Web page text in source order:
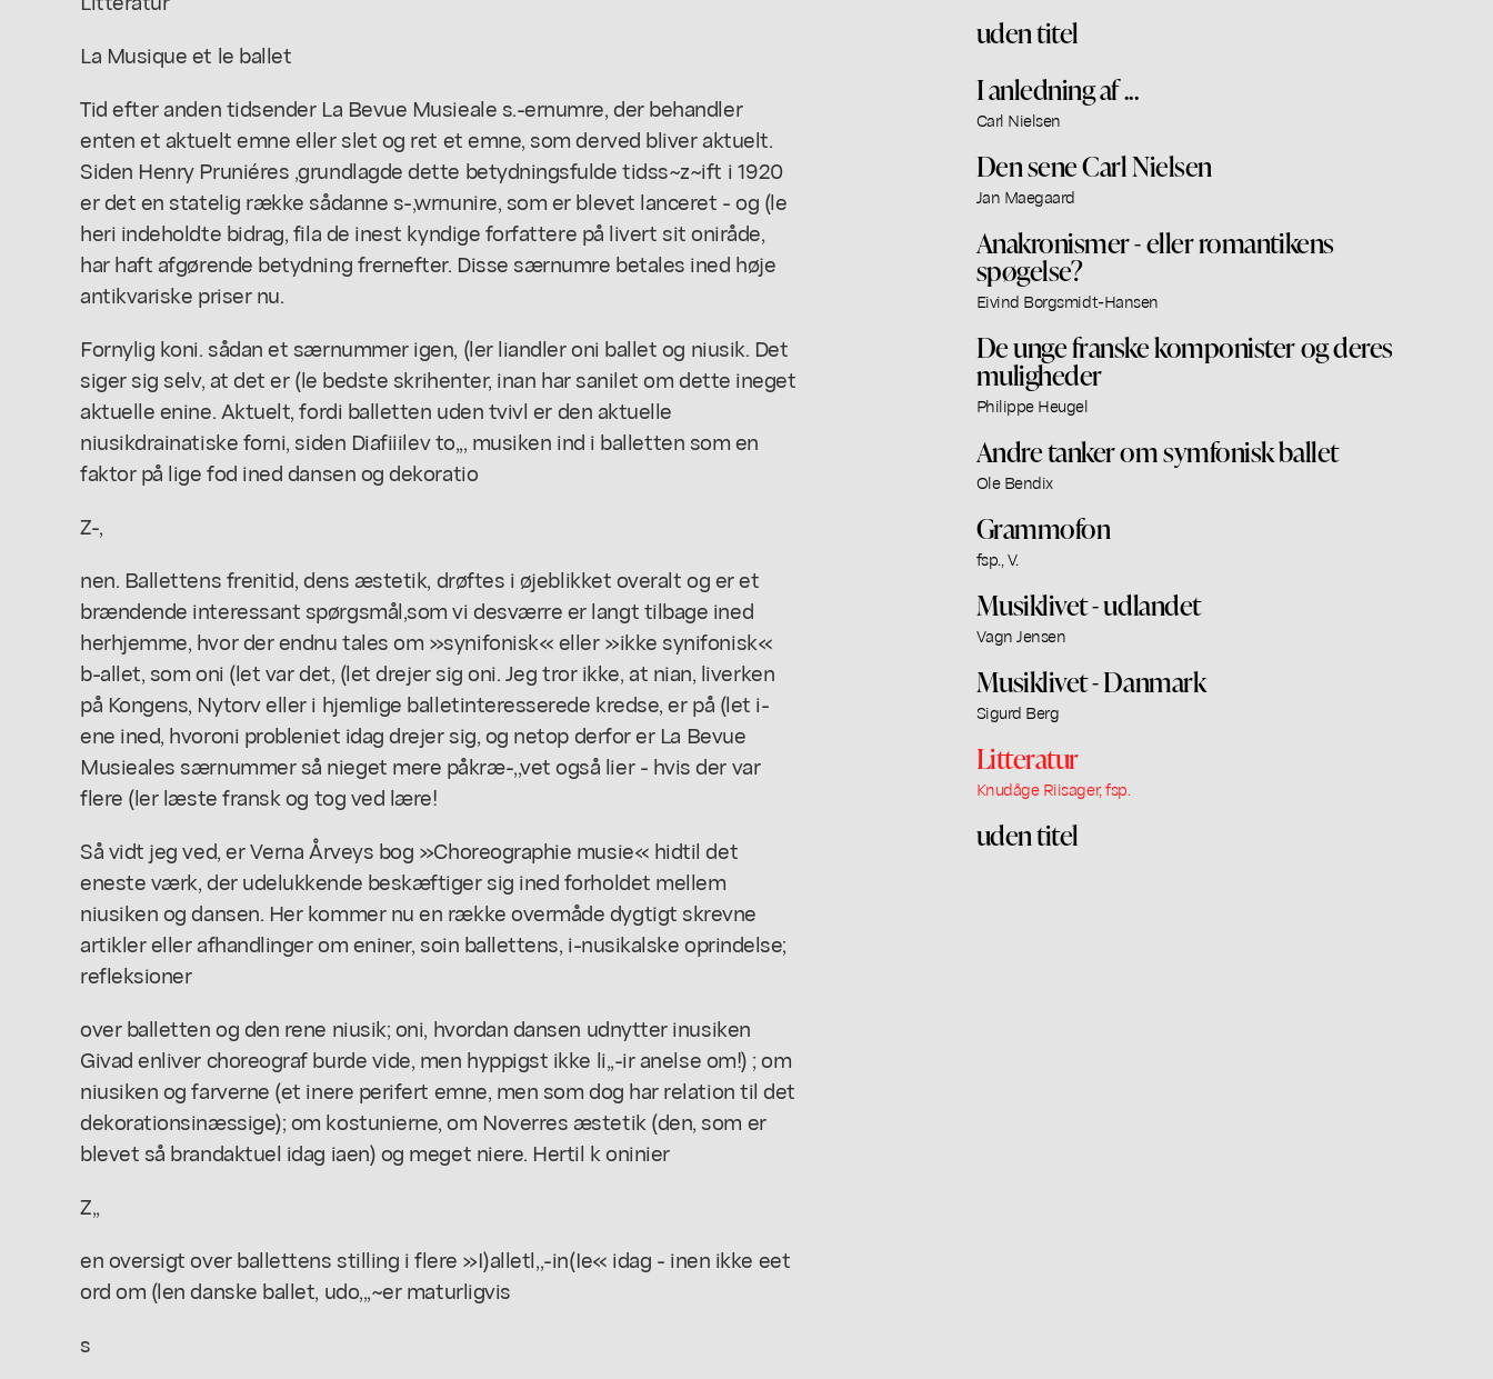
La Musique et le ballet
Tid efter anden tidsender La Bevue Musieale s.-ernumre, der behandler
enten et aktuelt emne eller slet og ret et emne, som derved bliver aktuelt.
Siden Henry Pruniéres ,grundlagde dette betydningsfulde tidss~z~ift i 1920
er det en statelig række sådanne s-,wrnunire, som er blevet lanceret - og (le
heri indeholdte bidrag, fila de inest kyndige forfattere på livert sit oniråde,
har haft afgørende betydning frernefter. Disse særnumre betales ined høje
antikvariske priser nu.
Fornylig koni. sådan et særnummer igen, (ler liandler oni ballet og niusik. Det
siger sig selv, at det er (le bedste skrihenter, inan har sanilet om dette ineget
aktuelle enine. Aktuelt, fordi balletten uden tvivl er den aktuelle
niusikdrainatiske forni, siden Diafiiilev to,,, musiken ind i balletten som en
faktor på lige fod ined dansen og dekoratio
Z-,
nen. Ballettens frenitid, dens æstetik, drøftes i øjeblikket overalt og er et
brændende interessant spørgsmål,som vi desværre er langt tilbage ined
herhjemme, hvor der endnu tales om »synifonisk« eller »ikke synifonisk«
b-allet, som oni (let var det, (let drejer sig oni. Jeg tror ikke, at nian, liverken
på Kongens, Nytorv eller i hjemlige balletinteresserede kredse, er på (let i-
ene ined, hvoroni probleniet idag drejer sig, og netop derfor er La Bevue
Musieales særnummer så nieget mere påkræ-,,vet også lier - hvis der var
flere (ler læste fransk og tog ved lære!
Så vidt jeg ved, er Verna Årveys bog »Choreographie musie« hidtil det
eneste værk, der udelukkende beskæftiger sig ined forholdet mellem
niusiken og dansen. Her kommer nu en række overmåde dygtigt skrevne
artikler eller afhandlinger om eniner, soin ballettens, i-nusikalske oprindelse;
refleksioner
over balletten og den rene niusik; oni, hvordan dansen udnytter inusiken
Givad enliver choreograf burde vide, men hyppigst ikke li,,-ir anelse om!) ; om
niusiken og farverne (et inere perifert emne, men som dog har relation til det
dekorationsinæssige); om kostunierne, om Noverres æstetik (den, som er
blevet så brandaktuel idag iaen) og meget niere. Hertil k oninier
Z,,
en oversigt over ballettens stilling i flere »I)alletl,,-in(Ie« idag - inen ikke eet
ord om (len danske ballet, udo,,,~er maturligvis
s
uden titel
I anledning af ...
Carl Nielsen
Den sene Carl Nielsen
Jan Maegaard
Anakronismer - eller romantikens
spøgelse?
Eivind Borgsmidt-Hansen
De unge franske komponister og deres
muligheder
Philippe Heugel
Andre tanker om symfonisk ballet
Ole Bendix
Grammofon
fsp., V.
Musiklivet - udlandet
Vagn Jensen
Musiklivet - Danmark
Sigurd Berg
Litteratur
Knudåge Riisager, fsp.
uden titel